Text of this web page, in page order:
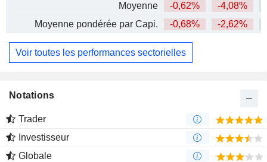
Moyenne
-0,62% -4,08%
Moyenne pondérée par Capi.
-0,68% -2,62%
Voir toutes les performances sectorielles
Notations
Trader
Investisseur
Globale